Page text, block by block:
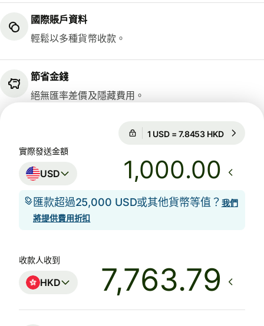
國際賬戶資料
輕鬆以多種貨幣收款。
節省金錢
絕無匯率差價及隱藏費用。
匯率保證為期12小時
實際發送金額
USD .00
匯款超過25,000 USD或其他貨幣等值？ 我們
將提供費用折扣
收款人收到
HKD